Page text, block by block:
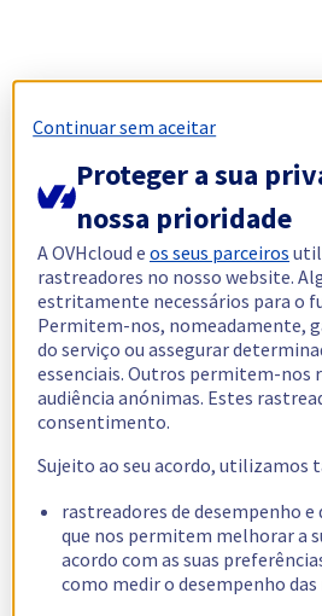
Continuar sem aceitar
Proteger a sua
nossa prioridade
A OVHcloud eos seus parceiros
rastreadores no nosso website.
estritamente necessários para o
Permitem-nos, nomeadamente,
do serviço ou assegurar
essenciais. Outros permitem-nos
audiência anónimas. Estes
consentimento.
Sujeito ao seu acordo, utilizamos
rastreadores de desempenho
que nos permitem melhorar a
acordo com as suas
como medir o desempenho das